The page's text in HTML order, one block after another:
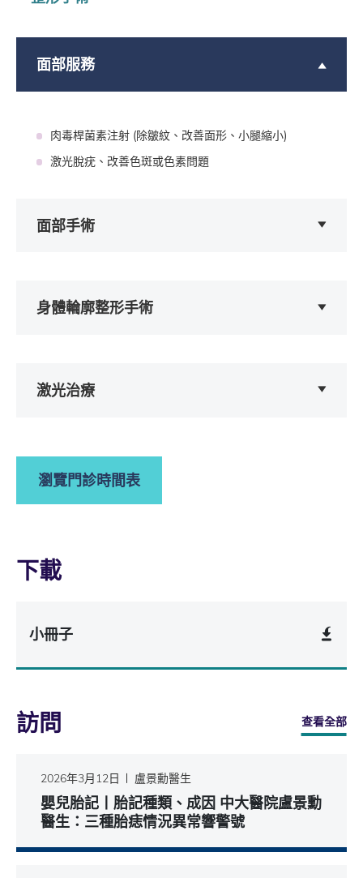
面部服務
肉毒桿菌素注射 (除皺紋、改善面形、小腿縮小)
激光脫疣、改善色斑或色素問題
面部手術
身體輪廓整形手術
激光治療
瀏覽門診時間表
下載
小冊子
訪問 查看全部
2026年3月12日 盧景勳醫生
嬰兒胎記丨胎記種類、成因 中大醫院盧景勳
醫生：三種胎痣情況異常響警號